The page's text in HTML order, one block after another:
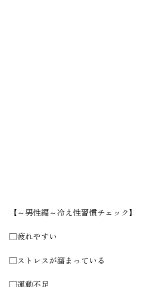
【～男性編～冷え性習慣チェック】
□疲れやすい
□ストレスが溜まっている
□運動不足